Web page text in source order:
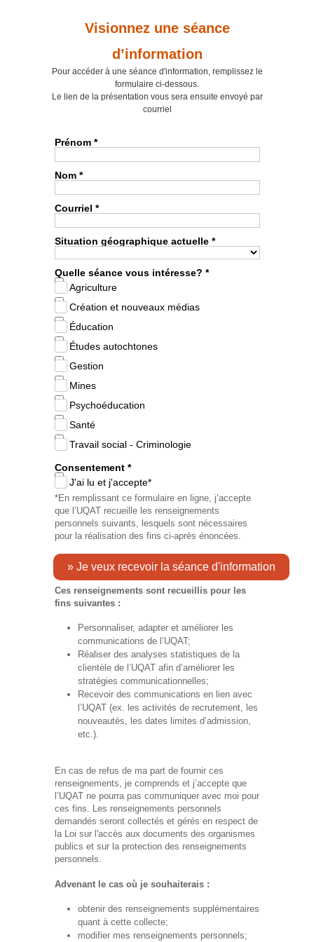
Visionnez une séance
d’information
Pour accéder à une séance d'information, remplissez le
formulaire ci-dessous.
Le lien de la présentation vous sera ensuite envoyé par
courriel
Prénom *
Nom *
Courriel *
Situation géographique actuelle *
Quelle séance vous intéresse? *
Agriculture
Création et nouveaux médias
Éducation
Études autochtones
Gestion
Mines
Psychoéducation
Santé
Travail social - Criminologie
Consentement *
J'ai lu et j'accepte*
*En remplissant ce formulaire en ligne, j’accepte
que l’UQAT recueille les renseignements
personnels suivants, lesquels sont nécessaires
pour la réalisation des fins ci-après énoncées.
Ces renseignements sont recueillis pour les
fins suivantes :
Personnaliser, adapter et améliorer les
communications de l’UQAT;
Réaliser des analyses statistiques de la
clientèle de l’UQAT afin d’améliorer les
stratégies communicationnelles;
Recevoir des communications en lien avec
l’UQAT (ex. les activités de recrutement, les
nouveautés, les dates limites d’admission,
etc.).
En cas de refus de ma part de fournir ces
renseignements, je comprends et j’accepte que
l’UQAT ne pourra pas communiquer avec moi pour
ces fins. Les renseignements personnels
demandés seront collectés et gérés en respect de
la Loi sur l'accès aux documents des organismes
publics et sur la protection des renseignements
personnels.
Advenant le cas où je souhaiterais :
obtenir des renseignements supplémentaires
quant à cette collecte;
modifier mes renseignements personnels;